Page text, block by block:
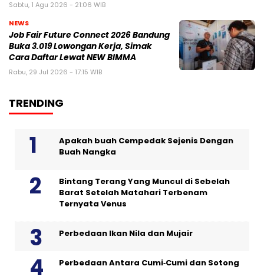
Sabtu, 1 Agu 2026 - 21:06 WIB
NEWS
Job Fair Future Connect 2026 Bandung
Buka 3.019 Lowongan Kerja, Simak
Cara Daftar Lewat NEW BIMMA
Rabu, 29 Jul 2026 - 17:15 WIB
TRENDING
Apakah buah Cempedak Sejenis Dengan
Buah Nangka
Bintang Terang Yang Muncul di Sebelah
Barat Setelah Matahari Terbenam
Ternyata Venus
Perbedaan Ikan Nila dan Mujair
Perbedaan Antara Cumi‑Cumi dan Sotong